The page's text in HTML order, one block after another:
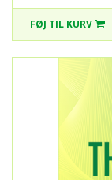
FØJ TIL KURV